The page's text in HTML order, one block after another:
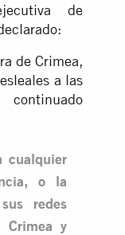
de
de Crimea,
a las
cualquier
o la
redes
Crimea y